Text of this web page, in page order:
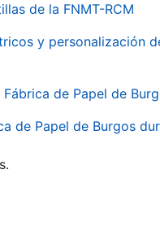
de la FNMT-RCM
y personalización
de Papel de
de Papel de Burgos